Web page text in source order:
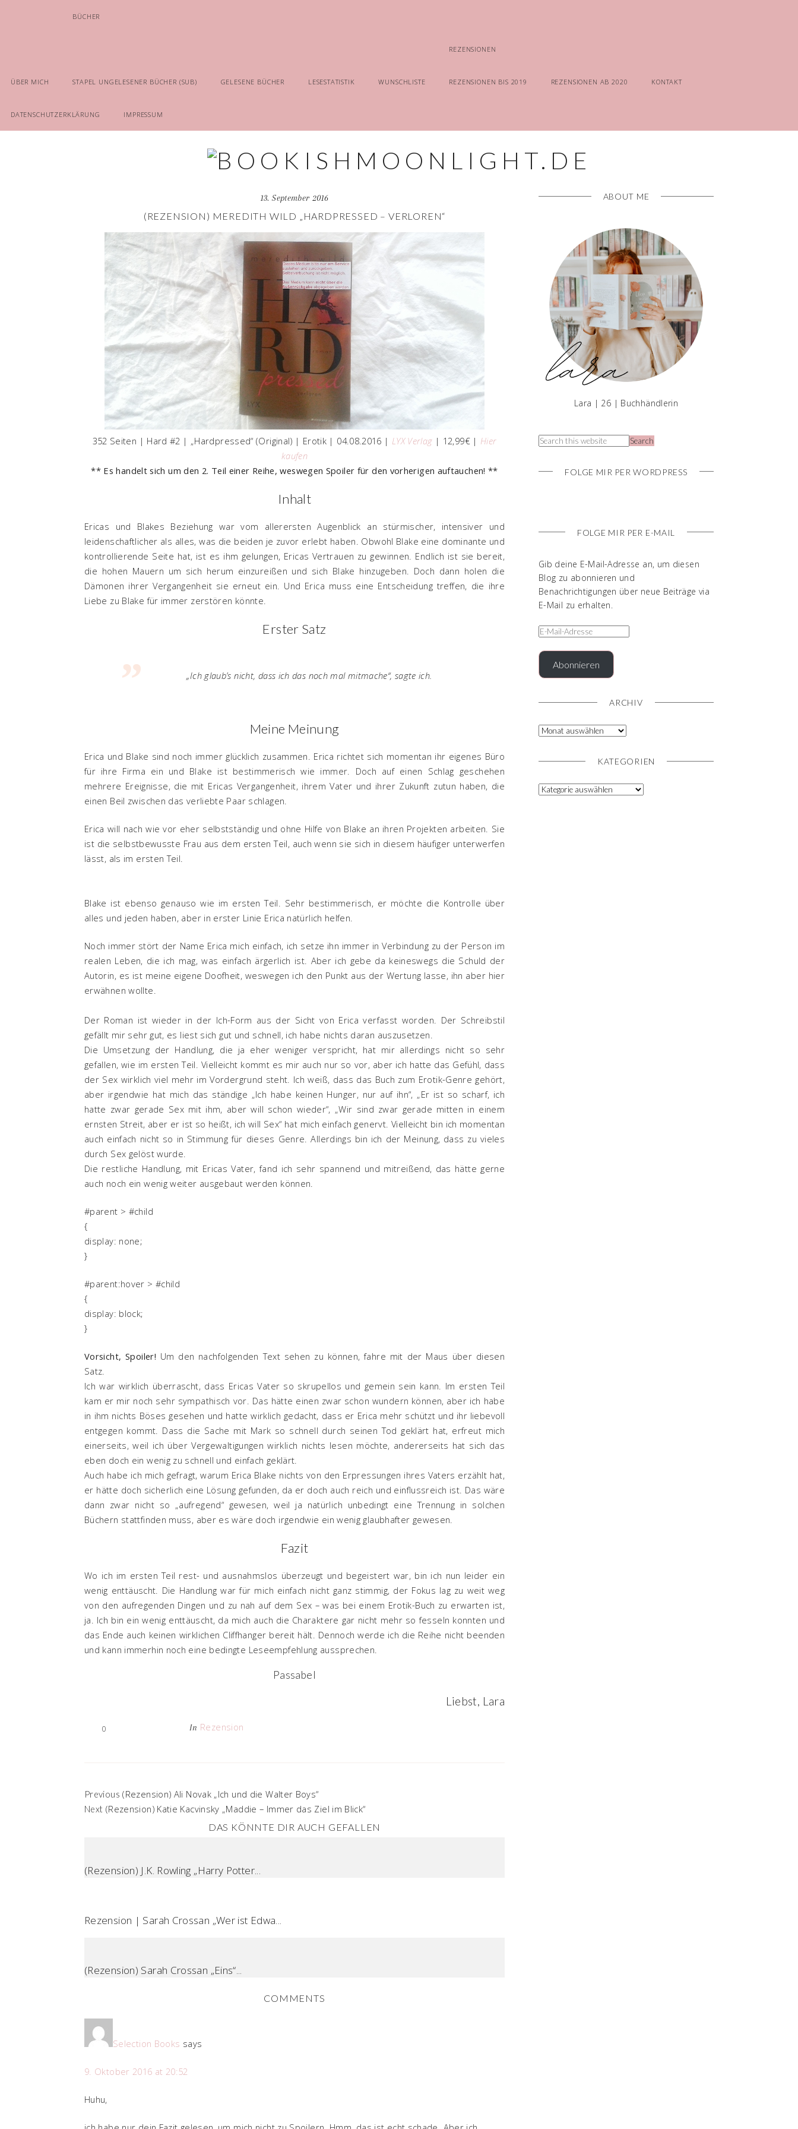
ÜBER MICH
BÜCHER
STAPEL UNGELESENER BÜCHER (SUB) GELESENE BÜCHER LESESTATISTIK WUNSCHLISTE
REZENSIONEN
REZENSIONEN BIS 2019 REZENSIONEN AB 2020 KONTAKT
DATENSCHUTZERKLÄRUNG IMPRESSUM
13. September 2016
(REZENSION) MEREDITH WILD „HARDPRESSED – VERLOREN“
352 Seiten | Hard #2 | „Hardpressed“ (Original) | Erotik | 04.08.2016 | LYX Verlag | 12,99€ | Hier
kaufen
** Es handelt sich um den 2. Teil einer Reihe, weswegen Spoiler für den vorherigen auftauchen! **
Inhalt
Ericas und Blakes Beziehung war vom allerersten Augenblick an stürmischer, intensiver und
leidenschaftlicher als alles, was die beiden je zuvor erlebt haben. Obwohl Blake eine dominante und
kontrollierende Seite hat, ist es ihm gelungen, Ericas Vertrauen zu gewinnen. Endlich ist sie bereit,
die hohen Mauern um sich herum einzureißen und sich Blake hinzugeben. Doch dann holen die
Dämonen ihrer Vergangenheit sie erneut ein. Und Erica muss eine Entscheidung treffen, die ihre
Liebe zu Blake für immer zerstören könnte.
Erster Satz
„Ich glaub’s nicht, dass ich das noch mal mitmache“, sagte ich.
Meine Meinung
Erica und Blake sind noch immer glücklich zusammen. Erica richtet sich momentan ihr eigenes Büro
für ihre Firma ein und Blake ist bestimmerisch wie immer. Doch auf einen Schlag geschehen
mehrere Ereignisse, die mit Ericas Vergangenheit, ihrem Vater und ihrer Zukunft zutun haben, die
einen Beil zwischen das verliebte Paar schlagen.
Erica will nach wie vor eher selbstständig und ohne Hilfe von Blake an ihren Projekten arbeiten. Sie
ist die selbstbewusste Frau aus dem ersten Teil, auch wenn sie sich in diesem häufiger unterwerfen
lässt, als im ersten Teil.
Blake ist ebenso genauso wie im ersten Teil. Sehr bestimmerisch, er möchte die Kontrolle über
alles und jeden haben, aber in erster Linie Erica natürlich helfen.
Noch immer stört der Name Erica mich einfach, ich setze ihn immer in Verbindung zu der Person im
realen Leben, die ich mag, was einfach ärgerlich ist. Aber ich gebe da keineswegs die Schuld der
Autorin, es ist meine eigene Doofheit, weswegen ich den Punkt aus der Wertung lasse, ihn aber hier
erwähnen wollte.
Der Roman ist wieder in der Ich-Form aus der Sicht von Erica verfasst worden. Der Schreibstil
gefällt mir sehr gut, es liest sich gut und schnell, ich habe nichts daran auszusetzen.
Die Umsetzung der Handlung, die ja eher weniger verspricht, hat mir allerdings nicht so sehr
gefallen, wie im ersten Teil. Vielleicht kommt es mir auch nur so vor, aber ich hatte das Gefühl, dass
der Sex wirklich viel mehr im Vordergrund steht. Ich weiß, dass das Buch zum Erotik-Genre gehört,
aber irgendwie hat mich das ständige „Ich habe keinen Hunger, nur auf ihn“, „Er ist so scharf, ich
hatte zwar gerade Sex mit ihm, aber will schon wieder“, „Wir sind zwar gerade mitten in einem
ernsten Streit, aber er ist so heißt, ich will Sex“ hat mich einfach genervt. Vielleicht bin ich momentan
auch einfach nicht so in Stimmung für dieses Genre. Allerdings bin ich der Meinung, dass zu vieles
durch Sex gelöst wurde.
Die restliche Handlung, mit Ericas Vater, fand ich sehr spannend und mitreißend, das hätte gerne
auch noch ein wenig weiter ausgebaut werden können.
#parent > #child
{
display: none;
}
#parent:hover > #child
{
display: block;
}
Vorsicht, Spoiler! Um den nachfolgenden Text sehen zu können, fahre mit der Maus über diesen
Satz.
Ich war wirklich überrascht, dass Ericas Vater so skrupellos und gemein sein kann. Im ersten Teil
kam er mir noch sehr sympathisch vor. Das hätte einen zwar schon wundern können, aber ich habe
in ihm nichts Böses gesehen und hatte wirklich gedacht, dass er Erica mehr schützt und ihr liebevoll
entgegen kommt. Dass die Sache mit Mark so schnell durch seinen Tod geklärt hat, erfreut mich
einerseits, weil ich über Vergewaltigungen wirklich nichts lesen möchte, andererseits hat sich das
eben doch ein wenig zu schnell und einfach geklärt.
Auch habe ich mich gefragt, warum Erica Blake nichts von den Erpressungen ihres Vaters erzählt hat,
er hätte doch sicherlich eine Lösung gefunden, da er doch auch reich und einflussreich ist. Das wäre
dann zwar nicht so „aufregend“ gewesen, weil ja natürlich unbedingt eine Trennung in solchen
Büchern stattfinden muss, aber es wäre doch irgendwie ein wenig glaubhafter gewesen.
Fazit
Wo ich im ersten Teil rest- und ausnahmslos überzeugt und begeistert war, bin ich nun leider ein
wenig enttäuscht. Die Handlung war für mich einfach nicht ganz stimmig, der Fokus lag zu weit weg
von den aufregenden Dingen und zu nah auf dem Sex – was bei einem Erotik-Buch zu erwarten ist,
ja. Ich bin ein wenig enttäuscht, da mich auch die Charaktere gar nicht mehr so fesseln konnten und
das Ende auch keinen wirklichen Cliffhanger bereit hält. Dennoch werde ich die Reihe nicht beenden
und kann immerhin noch eine bedingte Leseempfehlung aussprechen.
Passabel
Liebst, Lara
0 In Rezension
Previous (Rezension) Ali Novak „Ich und die Walter Boys“
Next (Rezension) Katie Kacvinsky „Maddie – Immer das Ziel im Blick“
DAS KÖNNTE DIR AUCH GEFALLEN
(Rezension) J.K. Rowling „Harry Potter...
Rezension | Sarah Crossan „Wer ist Edwa...
(Rezension) Sarah Crossan „Eins“...
COMMENTS
Selection Books says
9. Oktober 2016 at 20:52
Huhu,
ABOUT ME
Lara | 26 | Buchhändlerin
FOLGE MIR PER WORDPRESS
FOLGE MIR PER E-MAIL
Gib deine E-Mail-Adresse an, um diesen
Blog zu abonnieren und
Benachrichtigungen über neue Beiträge via
E-Mail zu erhalten.
Abonnieren
ARCHIV
KATEGORIEN